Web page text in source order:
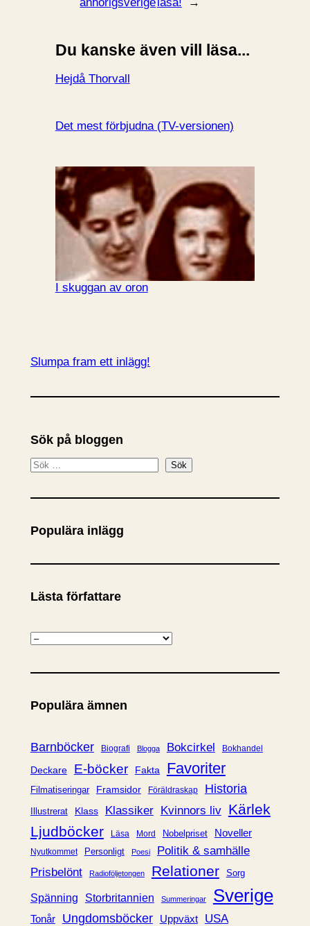
anhörigsverige läsa!
→
Du kanske även vill läsa...
Hejdå Thorvall
Det mest förbjudna (TV-versionen)
I skuggan av oron
Slumpa fram ett inlägg!
Sök på bloggen
S
k
Sök
Populära inlägg
Lästa författare
K
t
g
r
Populära ämnen
Barnböcker Biografi Blogga Bokcirkel Bokhandel
Deckare E-böcker Fakta Favoriter
Filmatiseringar Framsidor Föräldraskap Historia
Illustrerat Klass Klassiker Kvinnors liv Kärlek
Ljudböcker
Läsa Mord Nobelpriset Noveller
Nyutkommet Personligt Poesi
Politik & samhälle
Prisbelönt
Radioföljetongen Relationer Sorg
Spänning Storbritannien Summeringar Sverige
Tonår Ungdomsböcker Uppväxt USA